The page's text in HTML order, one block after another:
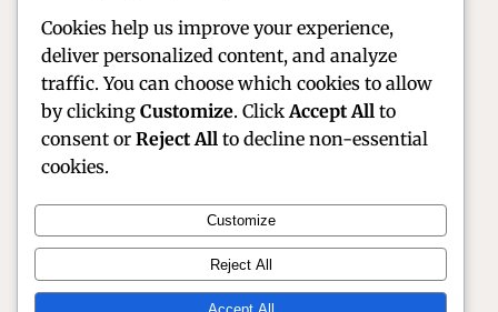
Official Site of Christian Montanari | Racer &
Motorsport Profile
Cookies help us improve your experience,
deliver personalized content, and analyze
traffic. You can choose which cookies to allow
by clicking Customize. Click Accept All to
consent or Reject All to decline non-essential
cookies.
Customize
Reject All